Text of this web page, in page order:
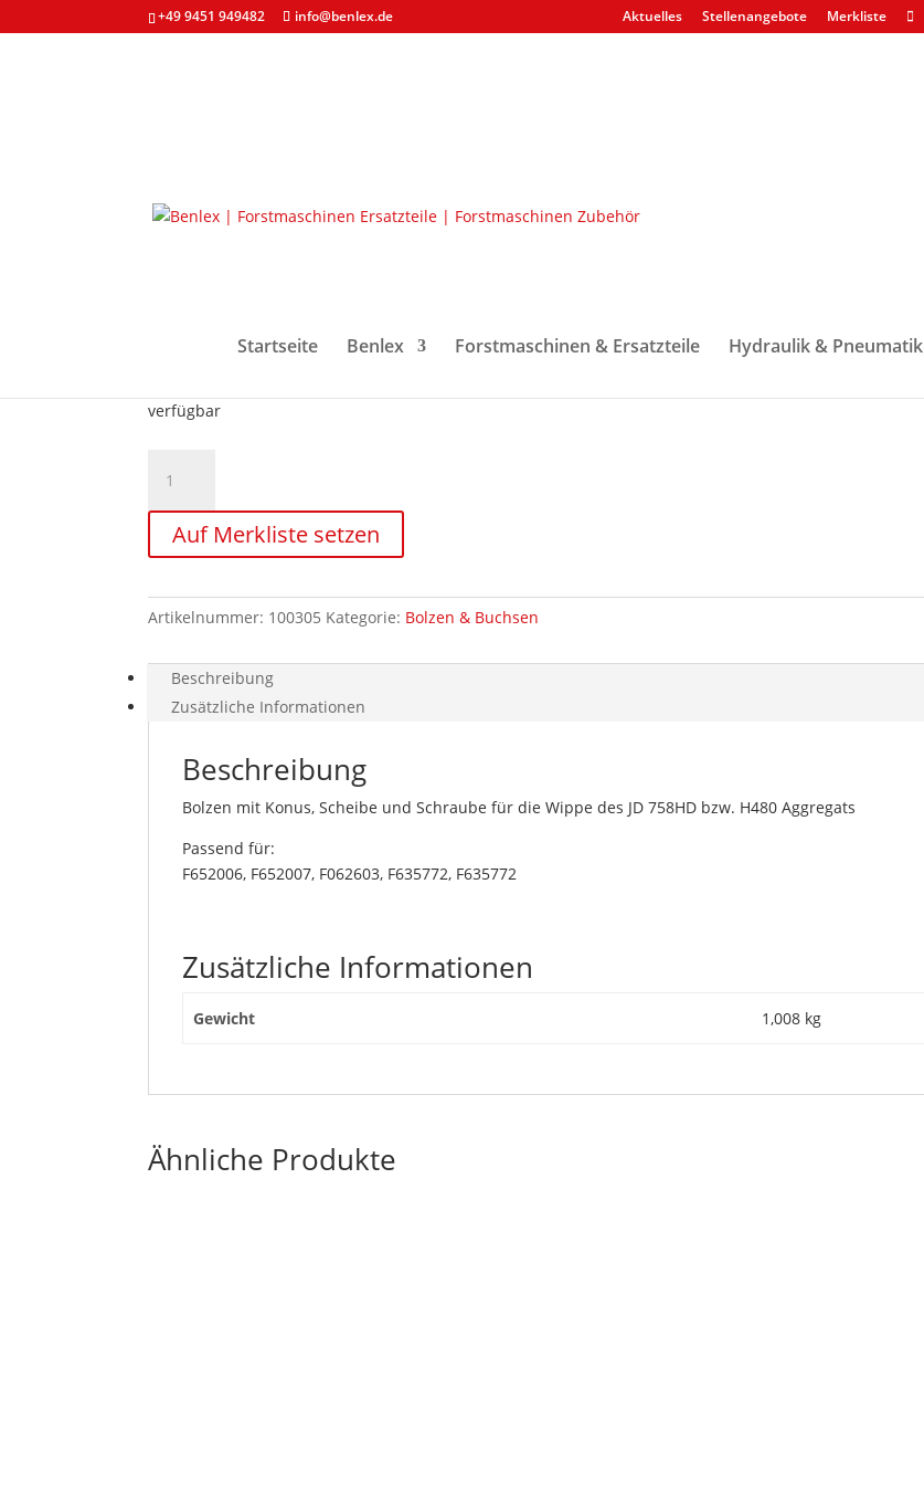
+49 9451 949482 info@benlex.de Aktuelles Stellenangebote Merkliste
Startseite Benlex Forstmaschinen & Ersatzteile Hydraulik & Pneumatik
Start
verfügbar
komplett
für
Wippe
758HD/H480
Auf Merkliste setzen
Artikelnummer: 100305 Kategorie: Bolzen & Buchsen
Beschreibung
Zusätzliche Informationen
Beschreibung
Bolzen mit Konus, Scheibe und Schraube für die Wippe des JD 758HD bzw. H480 Aggregats
Passend für:
F652006, F652007, F062603, F635772, F635772
Zusätzliche Informationen
Gewicht 1,008 kg
Ähnliche Produkte